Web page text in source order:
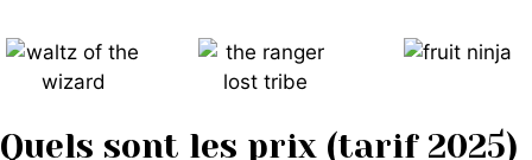
Quels sont les prix (tarif 2025)